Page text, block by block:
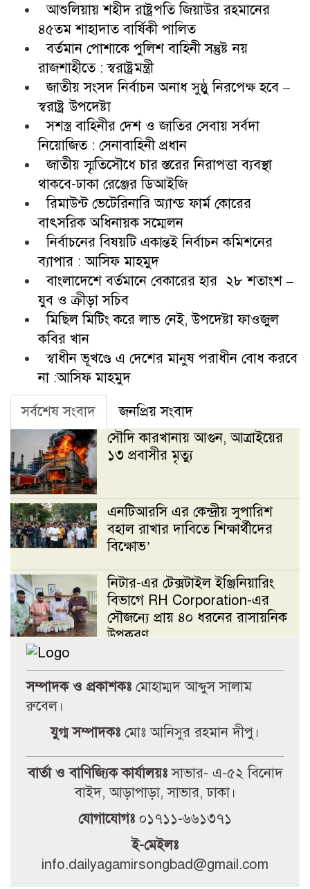
আশুলিয়ায় শহীদ রাষ্ট্রপতি জিয়াউর রহমানের
৪৫তম শাহাদাত বার্ষিকী পালিত
বর্তমান পোশাকে পুলিশ বাহিনী সন্তুষ্ট নয়
রাজশাহীতে : স্বরাষ্ট্রমন্ত্রী
জাতীয় সংসদ নির্বাচন অনাধ সুষ্ঠু নিরপেক্ষ হবে –
স্বরাষ্ট্র উপদেষ্টা
সশস্ত্র বাহিনীর দেশ ও জাতির সেবায় সর্বদা
নিয়োজিত : সেনাবাহিনী প্রধান
জাতীয় স্মৃতিসৌধে চার স্তরের নিরাপত্তা ব্যবস্থা
থাকবে-ঢাকা রেঞ্জের ডিআইজি
রিমাউন্ট ভেটেরিনারি অ্যান্ড ফার্ম কোরের
বাৎসরিক অধিনায়ক সম্মেলন
নির্বাচনের বিষয়টি একান্তই নির্বাচন কমিশনের
ব্যাপার : আসিফ মাহমুদ
বাংলাদেশে বর্তমানে বেকারের হার ২৮ শতাংশ –
যুব ও ক্রীড়া সচিব
মিছিল মিটিং করে লাভ নেই, উপদেষ্টা ফাওজুল
কবির খান
স্বাধীন ভূখণ্ডে এ দেশের মানুষ পরাধীন বোধ করবে
না :আসিফ মাহমুদ
সর্বশেষ সংবাদ
জনপ্রিয় সংবাদ
সৌদি কারখানায় আগুন, আত্রাইয়ের
১৩ প্রবাসীর মৃত্যু
এনটিআরসি এর কেন্দ্রীয় সুপারিশ
বহাল রাখার দাবিতে শিক্ষার্থীদের
বিক্ষোভ’
নিটার-এর টেক্সটাইল ইঞ্জিনিয়ারিং
বিভাগে RH Corporation-এর
সৌজন্যে প্রায় ৪০ ধরনের রাসায়নিক
উপকরণ
বন্ধ নতুন সাউন্ড সিস্টেম – ভাড়ার
সিন্ডিকেটে চলছে জবির কেন্দ্রীয়
নিষেধাজ্ঞা থাকা সত্ত্বেও জবিতে
বিক্ষোভ সমাবেশ
সড়ক যোদ্ধা সম্মাননা-২০২৬ পেলেন
জি এম খসরুজ্জামান মিন্টু
সংঘর্ষের তিনদিন পর আহত
সম্পাদক ও প্রকাশকঃমোহাম্মদ আব্দুস সালাম
রুবেল।
যুগ্ম সম্পাদকঃ মোঃ আনিসুর রহমান দীপু।
বার্তা ও বাণিজ্যিক কার্যালয়ঃসাভার- এ-৫২ বিনোদ
বাইদ, আড়াপাড়া, সাভার, ঢাকা।
যোগাযোগঃ ০১৭১১-৬৬১৩৭১
ই-মেইলঃ
info.dailyagamirsongbad@gmail.com